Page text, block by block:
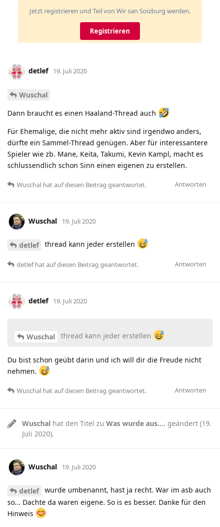
Jetzt registrieren und Teil von Wir san Soizburg werden.
Registrieren
detlef 19. Juli 2020
Wuschal
Dann braucht es einen Haaland-Thread auch
Für Ehemalige, die nicht mehr aktiv sind irgendwo anders,
dürfte ein Sammel-Thread genügen. Aber für interessantere
Spieler wie zb. Mane, Keita, Takumi, Kevin Kampl, macht es
schlussendlich schon Sinn einen eigenen zu erstellen.
Antworten
Wuschal hatauf diesen Beitrag geantwortet.
Wuschal 19. Juli 2020
detlef thread kann jeder erstellen
Antworten
detlef hatauf diesen Beitrag geantwortet.
detlef 19. Juli 2020
Wuschal thread kann jeder erstellen
Du bist schon geübt darin und ich will dir die Freude nicht
nehmen.
Antworten
Wuschal hatauf diesen Beitrag geantwortet.
Wuschal hat den Titel zu Was wurde aus.... geändert (19.
Juli 2020).
Wuschal 19. Juli 2020
detlef
wurde umbenannt, hast ja recht. War im asb auch
so... Dachte da waren eigene. So is es besser. Danke für den
Hinweis